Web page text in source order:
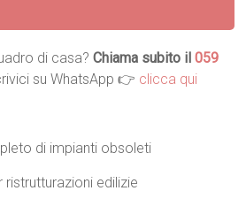
di casa?Chiama subito il059
su WhatsApp 👉 clicca qui
di impianti obsoleti
ristrutturazioni edilizie